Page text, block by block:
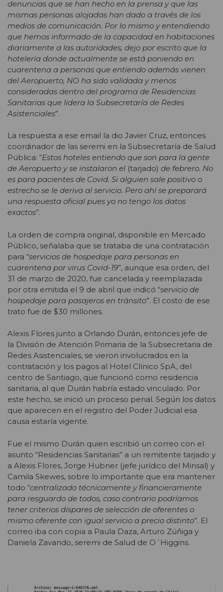
denuncias que se han hecho en la prensa y que las
mismas personas alojadas han dado a través de los
medios de comunicación. Por lo mismo y entendiendo
que hemos informado de la capacidad en habitaciones
diariamente a las autoridades, dejo por escrito que la
hotelería donde actualmente se está poniendo en
cuarentena a personas que entiendo además vienen
del Aeropuerto, NO ha sido validada y menos
consideradas dentro del programa de Residencias
Sanitarias que lidera la Subsecretaría de Redes
Asistenciales”.
La respuesta a ese email la dio Javier Cruz, entonces
coordinador de las seremi en la Subsecretaría de Salud
Pública: “Estos hoteles entiendo que son para la gente
de Aeropuerto y se instalaron el (tarjado) de febrero. No
es para pacientes de Covid. Si alguien sale positivo o
estrecho se le deriva al servicio. Pero ahí se preparará
una respuesta oficial pues yo no tengo los datos
exactos”.
La orden de compra original, disponible en Mercado
Público, señalaba que se trataba de una contratación
para “servicios de hospedaje para personas en
cuarentena por virus Covid-19”, aunque esa orden, del
31 de marzo de 2020, fue cancelada y reemplazada
por otra emitida el 9 de abril que indicó “servicio de
hospedaje para pasajeros en tránsito”. El costo de ese
trato fue de $30 millones.
Alexis Flores junto a Orlando Durán, entonces jefe de
la División de Atención Primaria de la Subsecretaria de
Redes Asistenciales, se vieron involucrados en la
contratación y los pagos al Hotel Clínico SpA, del
centro de Santiago, que funcionó como residencia
sanitaria, al que Durán habría estado vinculado. Por
este hecho, se inició un proceso penal. Según los datos
que aparecen en el registro del Poder Judicial esa
causa estaría vigente.
Fue el mismo Durán quien escribió un correo con el
asunto “Residencias Sanitarias” a un remitente tarjado y
a Alexis Flores, Jorge Hubner (jefe jurídico del Minsal) y
Camila Skewes, sobre lo importante que era mantener
todo “centralizado técnicamente y financieramente
para resguardo de todos, caso contrario podríamos
tener criterios dispares de selección de oferentes o
mismo oferente con igual servicio a precio distinto”. El
correo iba con copia a Paula Daza, Arturo Zúñiga y
Daniela Zavando, seremi de Salud de O´Higgins.